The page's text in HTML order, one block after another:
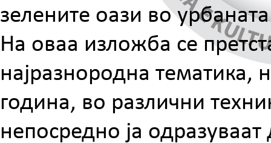
зелените оази во
На оваа изложба се
најразнородна тематика,
година, во различни
непосредно ја одразуваат